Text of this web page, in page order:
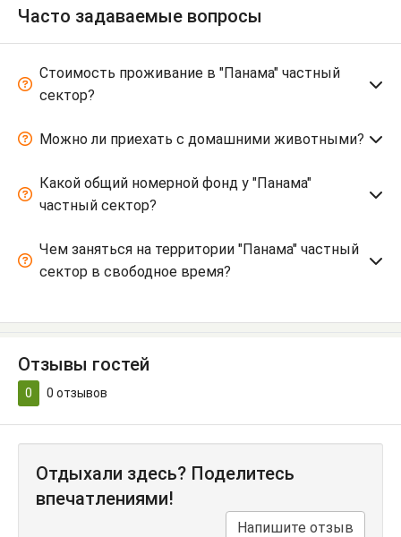
Часто задаваемые вопросы
Стоимость проживание в "Панама" частный
сектор?
Можно ли приехать с домашними животными?
Какой общий номерной фонд у "Панама"
частный сектор?
Чем заняться на территории "Панама" частный
сектор в свободное время?
Отзывы гостей
0 0 отзывов
Отдыхали здесь? Поделитесь
впечатлениями!
Напишите отзыв